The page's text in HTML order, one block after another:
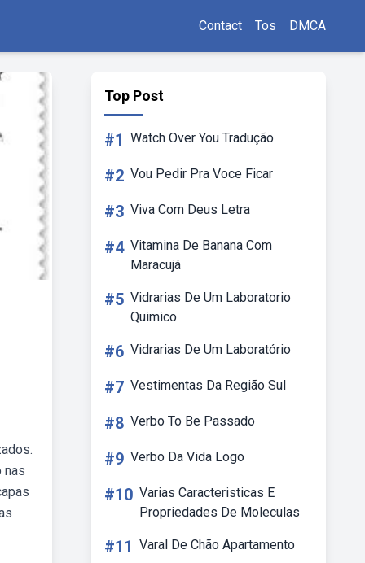
Contact Tos DMCA
nas
Top Post
#1 Watch Over You Tradução
#2 Vou Pedir Pra Voce Ficar
#3 Viva Com Deus Letra
#4 Vitamina De Banana Com
Maracujá
#5 Vidrarias De Um Laboratorio
Quimico
#6 Vidrarias De Um Laboratório
#7 Vestimentas Da Região Sul
#8 Verbo To Be Passado
#9 Verbo Da Vida Logo
#10 Varias Caracteristicas E
Propriedades De Moleculas
#11 Varal De Chão Apartamento